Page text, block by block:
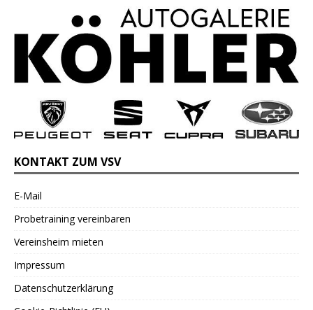
KONTAKT ZUM VSV
E-Mail
Probetraining vereinbaren
Vereinsheim mieten
Impressum
Datenschutzerklärung